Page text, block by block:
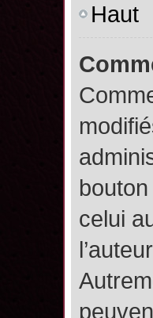
Haut
bouton
celui